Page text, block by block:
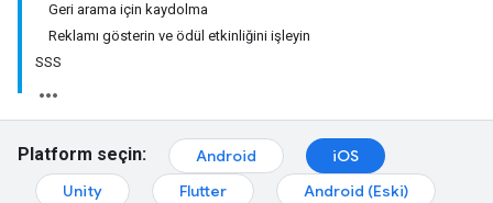
Geri arama için kaydolma
Reklamı gösterin ve ödül etkinliğini işleyin
SSS
Platform seçin: Android
iOS
Unity
Flutter Android (Eski)